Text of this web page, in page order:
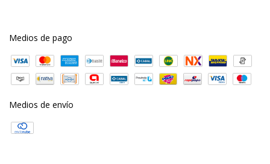
Medios de pago
Medios de envío